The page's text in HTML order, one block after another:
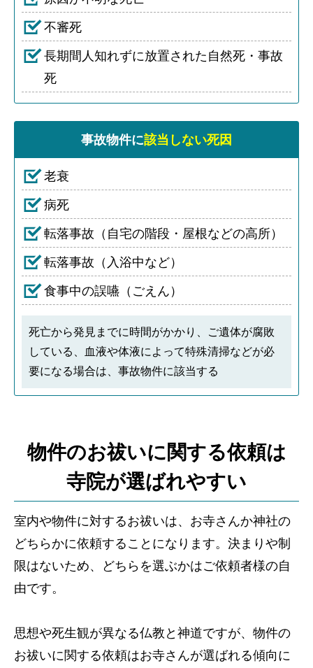
不審死
長期間人知れずに放置された自然死・事故
死
事故物件に該当しない死因
老衰
病死
転落事故（自宅の階段・屋根などの高所）
転落事故（入浴中など）
食事中の誤嚥（ごえん）
死亡から発見までに時間がかかり、ご遺体が腐敗
している、血液や体液によって特殊清掃などが必
要になる場合は、事故物件に該当する
物件のお祓いに関する依頼は
寺院が選ばれやすい
室内や物件に対するお祓いは、お寺さんか神社の
どちらかに依頼することになります。決まりや制
限はないため、どちらを選ぶかはご依頼者様の自
由です。
思想や死生観が異なる仏教と神道ですが、物件の
お祓いに関する依頼はお寺さんが選ばれる傾向に